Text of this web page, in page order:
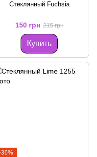
Стеклянный Fuchsia
150 грн 215 грн
Купить